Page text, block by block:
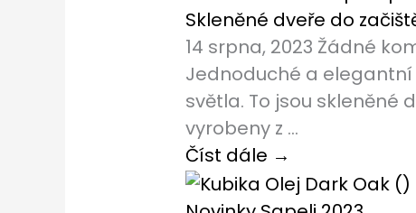
Skleněné dveře do
14 srpna, 2023 Žádné
Jednoduché a
světla. To jsou skleněné
vyrobeny z ...
Číst dále →